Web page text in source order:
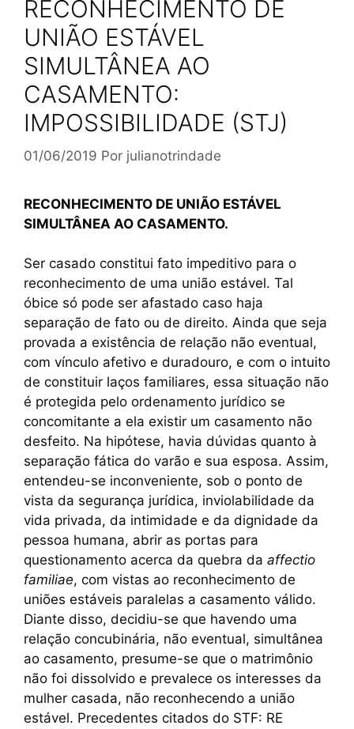
RECONHECIMENTO DE
UNIÃO ESTÁVEL
SIMULTÂNEA AO
CASAMENTO:
IMPOSSIBILIDADE (STJ)
01/06/2019 Por julianotrindade
RECONHECIMENTO DE UNIÃO ESTÁVEL
SIMULTÂNEA AO CASAMENTO.
Ser casado constitui fato impeditivo para o
reconhecimento de uma união estável. Tal
óbice só pode ser afastado caso haja
separação de fato ou de direito. Ainda que seja
provada a existência de relação não eventual,
com vínculo afetivo e duradouro, e com o intuito
de constituir laços familiares, essa situação não
é protegida pelo ordenamento jurídico se
concomitante a ela existir um casamento não
desfeito. Na hipótese, havia dúvidas quanto à
separação fática do varão e sua esposa. Assim,
entendeu-se inconveniente, sob o ponto de
vista da segurança jurídica, inviolabilidade da
vida privada, da intimidade e da dignidade da
pessoa humana, abrir as portas para
questionamento acerca da quebra da affectio
familiae, com vistas ao reconhecimento de
uniões estáveis paralelas a casamento válido.
Diante disso, decidiu-se que havendo uma
relação concubinária, não eventual, simultânea
ao casamento, presume-se que o matrimônio
não foi dissolvido e prevalece os interesses da
mulher casada, não reconhecendo a união
estável. Precedentes citados do STF: RE